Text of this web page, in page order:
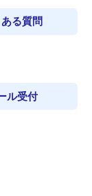
る質問
ル受付